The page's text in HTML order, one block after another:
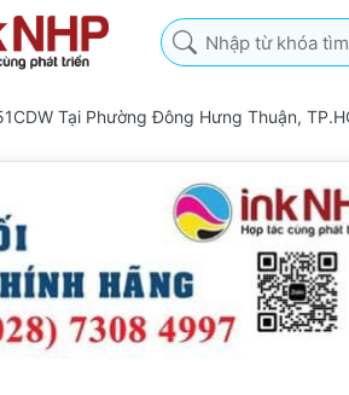
Nhập từ khóa tìm
Tại Phường Đông Hưng Thuận,